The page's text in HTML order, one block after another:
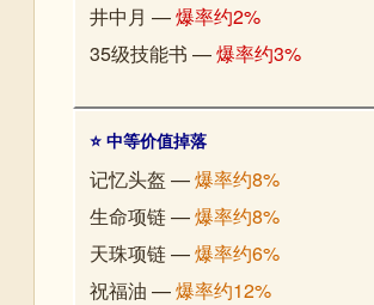
井中月 —爆率约2%
35级技能书 —爆率约3%
⭐ 中等价值掉落
记忆头盔 —爆率约8%
生命项链 —爆率约8%
天珠项链 —爆率约6%
祝福油 —爆率约12%